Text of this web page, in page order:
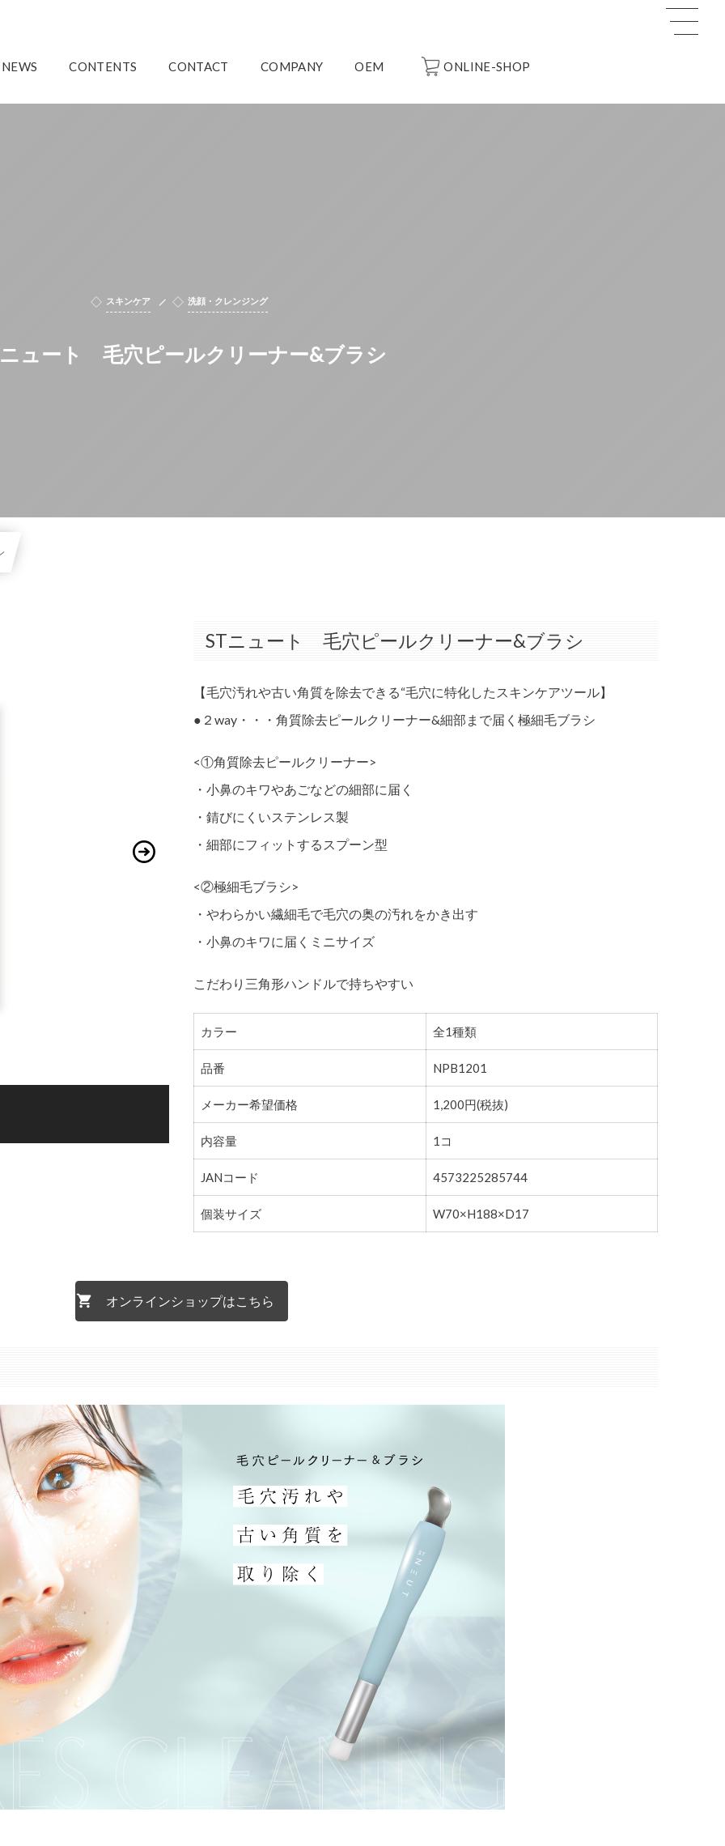
NEWS CONTENTS CONTACT COMPANY OEM ONLINE-SHOP
スキンケア 洗顔・クレンジング
ュート 毛穴ピールクリーナー&ブラシ
STニュート 毛穴ピールクリーナー&ブラシ
【毛穴汚れや古い角質を除去できる“毛穴に特化したスキンケアツール】
●２way・・・角質除去ピールクリーナー&細部まで届く極細毛ブラシ
<①角質除去ピールクリーナー>
・小鼻のキワやあごなどの細部に届く
・錆びにくいステンレス製
・細部にフィットするスプーン型
<②極細毛ブラシ>
・やわらかい繊細毛で毛穴の奥の汚れをかき出す
・小鼻のキワに届くミニサイズ
こだわり三角形ハンドルで持ちやすい
カラー 全1種類
品番 NPB1201
メーカー希望価格 1,200円(税抜)
内容量 1コ
JANコード 4573225285744
個装サイズ W70×H188×D17
オンラインショップはこちら